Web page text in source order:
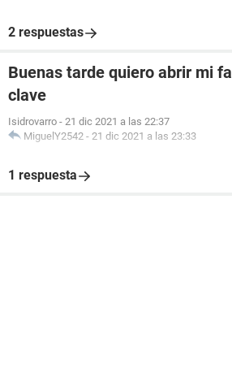
2 respuestas
Buenas tarde quiero abrir mi
clave
Isidrovarro - 21 dic 2021 a las 22:37
MiguelY2542 - 21 dic 2021 a las 23:33
1 respuesta